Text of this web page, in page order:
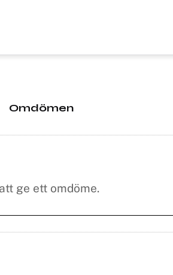
Omdömen